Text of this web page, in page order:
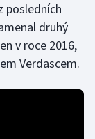
posledních
druhý
v roce 2016,
Verdascem.